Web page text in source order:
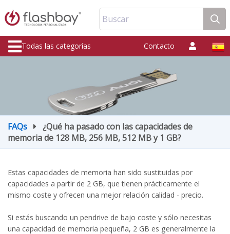
Buscar
Todas las categorías Contacto
FAQs
¿Qué ha pasado con las capacidades de
memoria de 128 MB, 256 MB, 512 MB y 1 GB?
Estas capacidades de memoria han sido sustituidas por
capacidades a partir de 2 GB, que tienen prácticamente el
mismo coste y ofrecen una mejor relación calidad - precio.
Si estás buscando un pendrive de bajo coste y sólo necesitas
una capacidad de memoria pequeña, 2 GB es generalmente la